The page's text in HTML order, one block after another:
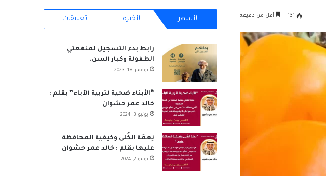
131 أقل من دقيقة RSS
الأشهر الأخيرة تعليقات
رابط بدء التسجيل لمنفعتي
الطفولة وكبار السن.
نوفمبر 18, 2023
“الأبناء ضحية لتربية الآباء” بقلم :
خالد عمر حشوان
يونيو 3, 2024
نِعمَة الكُلى وكيفية المحافظة
عليها بقلم : خالد عمر حشوان
يوليو 2, 2024